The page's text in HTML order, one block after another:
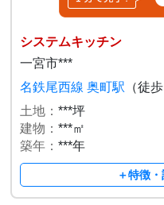
システムキッチン
一宮市***
名鉄尾西線 奥町駅 （徒
土地：***坪
建物：***㎡
築年：***年
＋特徴